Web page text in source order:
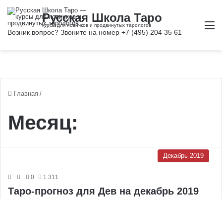
Главная /
Месяц:
Декабрь 2019
0 1 311
Таро-прогноз для Дев на декабрь 2019